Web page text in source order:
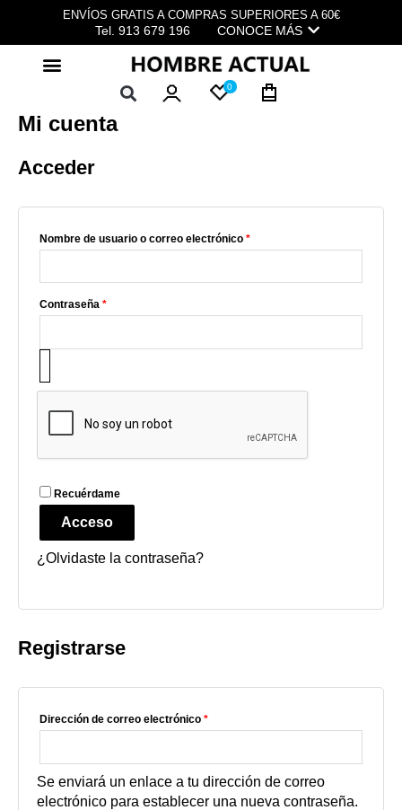
contenido
ENVÍOS GRATIS A COMPRAS SUPERIORES A 60€
Tel. 913 679 196 CONOCE MÁS
0
Mi cuenta
Acceder
Nombre de usuario o correo electrónico *
Obligatorio
Contraseña *
Obligatorio
Recuérdame
Acceso
¿Olvidaste la contraseña?
Registrarse
Dirección de correo electrónico *
Obligatorio
Se enviará un enlace a tu dirección de correo
electrónico para establecer una nueva contraseña.